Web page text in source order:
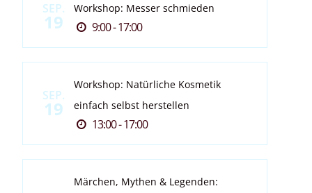
SEP.
19
Workshop: Messer schmieden
9:00 - 17:00
SEP.
19
Workshop: Natürliche Kosmetik
einfach selbst herstellen
13:00 - 17:00
Märchen, Mythen & Legenden: